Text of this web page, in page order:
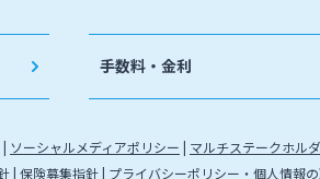
手数料・金利
ソーシャルメディアポリシー マルチステークホル
保険募集指針 プライバシーポリシー・個人情報